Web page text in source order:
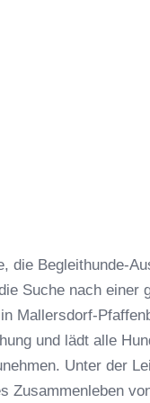
die Begleithunde-
Suche nach einer
Mallersdorf-
und lädt alle
Unter der